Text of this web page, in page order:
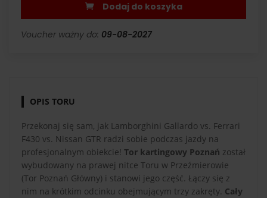
Dodaj do koszyka
Voucher ważny do: 09-08-2027
OPIS TORU
Przekonaj się sam, jak Lamborghini Gallardo vs. Ferrari
F430 vs. Nissan GTR radzi sobie podczas jazdy na
profesjonalnym obiekcie! Tor kartingowy Poznań został
wybudowany na prawej nitce Toru w Przeźmierowie
(Tor Poznań Główny) i stanowi jego część. Łączy się z
nim na krótkim odcinku obejmującym trzy zakręty. Cały